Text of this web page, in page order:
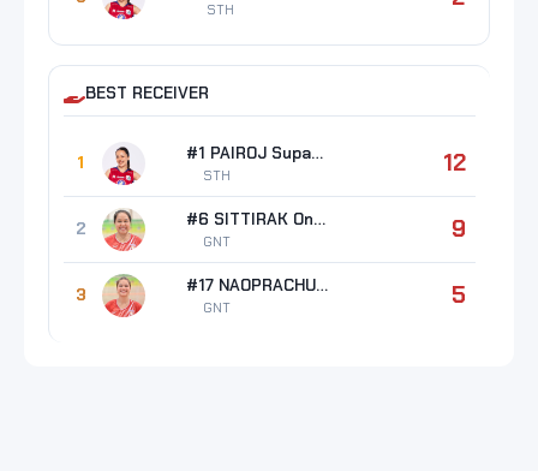
STH
BEST RECEIVER
1 #1 PAIROJ Supattra
STH 12
2 #6 SITTIRAK Onuma
GNT 9
3 #17 NAOPRACHUN Jiratcha
GNT 5